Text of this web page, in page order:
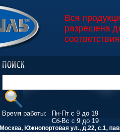
Вся
разрешена
Время работы:
Пн-Пт с 9 до 19
Сб-Вс с 9 до 19
Москва, Южнопортовая ул., д.22, с.1,